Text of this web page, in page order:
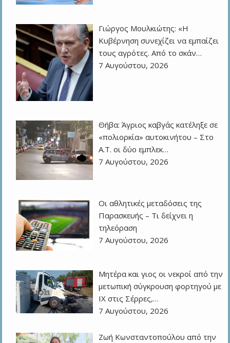
Γιώργος Μουλκιώτης: «Η
Κυβέρνηση συνεχίζει να εμπαίζει
τους αγρότες. Από το σκάν…
7 Αυγούστου, 2026
Θήβα: Άγριος καβγάς κατέληξε σε
«πολιορκία» αυτοκινήτου – Στο
Α.Τ. οι δύο εμπλεκ…
7 Αυγούστου, 2026
Οι αθλητικές μεταδόσεις της
Παρασκευής – Τι δείχνει η
τηλεόραση
7 Αυγούστου, 2026
Μητέρα και γιος οι νεκροί από την
μετωπική σύγκρουση φορτηγού με
ΙΧ στις Σέρρες,…
7 Αυγούστου, 2026
Ζωή Κωνσταντοπούλου από την